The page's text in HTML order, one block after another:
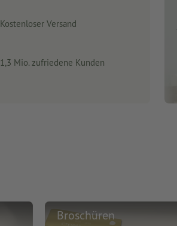
Kostenloser Versand
1,3 Mio. zufriedene Kunden
Broschüren